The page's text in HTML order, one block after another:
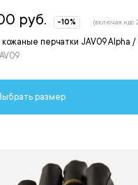
перчатки JAV09 Alpha
руб. -10% (включая ндс
размер